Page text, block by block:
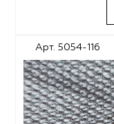
Арт. 5054-116